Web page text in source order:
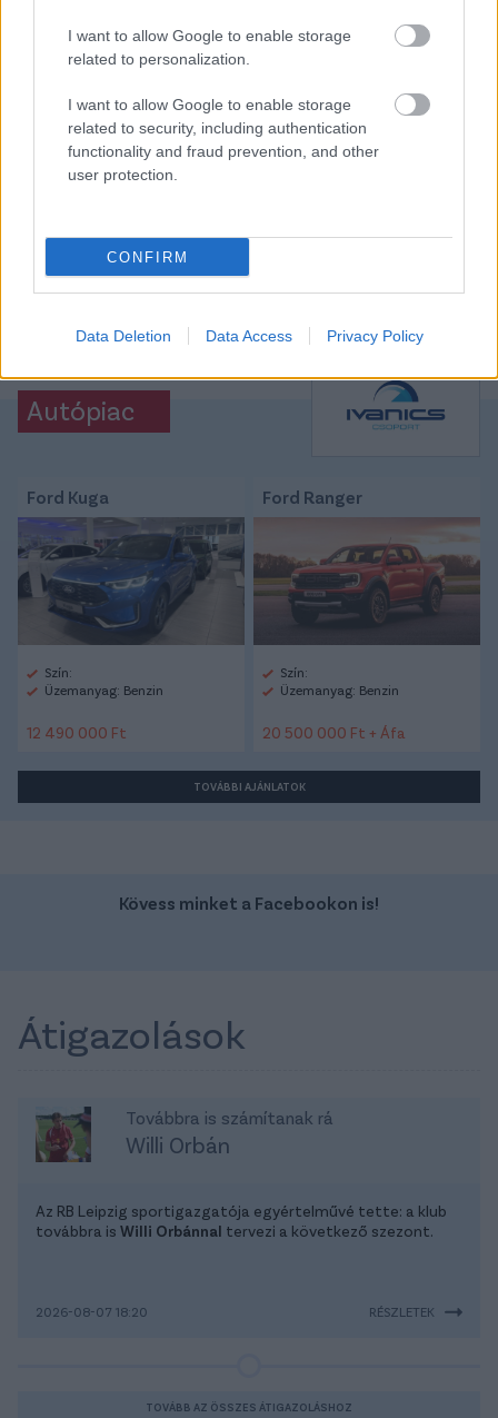
I want to allow Google to enable storage
related to personalization.
I want to allow Google to enable storage
related to security, including authentication
functionality and fraud prevention, and other
user protection.
CONFIRM
Data Deletion Data Access Privacy Policy
Elolvasom
Itt állíthatod be, hogy a Csakfoci az elsők
között legyen a Google-találatokban
Autópiac
Ford Kuga
Szín:
Üzemanyag: Benzin
12 490 000 Ft
Ford Ranger
Szín:
Üzemanyag: Benzin
20 500 000 Ft + Áfa
TOVÁBBI AJÁNLATOK
Kövess minket a Facebookon is!
Átigazolások
Továbbra is számítanak rá
Willi Orbán
Az RB Leipzig sportigazgatója egyértelművé tette: a klub
továbbra is Willi Orbánnal tervezi a következő szezont.
2026-08-07 18:20 RÉSZLETEK
TOVÁBB AZ ÖSSZES ÁTIGAZOLÁSHOZ